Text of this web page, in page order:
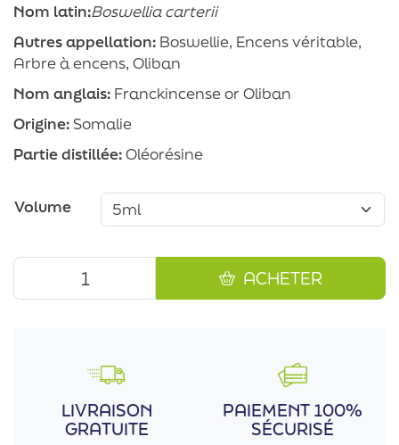
Nom latin:Boswellia carterii
Autres appellation: Boswellie, Encens véritable,
Arbre à encens, Oliban
Nom anglais: Franckincense or Oliban
Origine: Somalie
Partie distillée:Oléorésine
Volume
ACHETER
LIVRAISON
GRATUITE
PAIEMENT 100%
SÉCURISÉ